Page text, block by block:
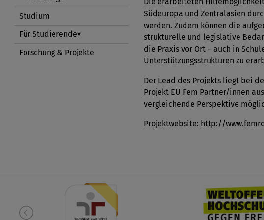
Studium
Für Studierende
Forschung & Projekte
Die erarbeiteten
Südeuropa und Zentralasien
werden. Zudem können die
strukturelle und legislative
die Praxis vor Ort – auch in
Unterstützungsstrukturen zu
Der Lead des Projekts liegt bei
Projekt EU Fem Partner/innen
vergleichende Perspektive
Projektwebsite: http://